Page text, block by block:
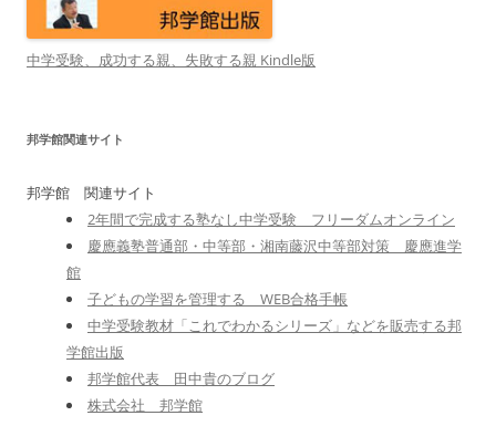
中学受験、成功する親、失敗する親 Kindle版
邦学館関連サイト
邦学館 関連サイト
2年間で完成する塾なし中学受験 フリーダムオンライン
慶應義塾普通部・中等部・湘南藤沢中等部対策 慶應進学
館
子どもの学習を管理する WEB合格手帳
中学受験教材「これでわかるシリーズ」などを販売する邦
学館出版
邦学館代表 田中貴のブログ
株式会社 邦学館